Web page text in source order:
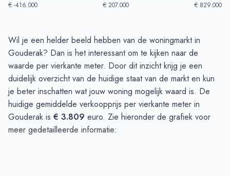
€ -416.000 € 207.000 € 829.000
Huizenprijzen in Gouderak-Afgelopen 3 maanden
Type
Bedrag
Vraagprijs in euro's
€ 779.333
Verkoopprijs in euro's
€ 455.715
Wil je een helder beeld hebben van de woningmarkt in
Gouderak? Dan is het interessant om te kijken naar de
waarde per vierkante meter. Door dit inzicht krijg je een
duidelijk overzicht van de huidige staat van de markt en kun
je beter inschatten wat jouw woning mogelijk waard is. De
huidige gemiddelde verkoopprijs per vierkante meter in
Gouderak is € 3.809 euro. Zie hieronder de grafiek voor
meer gedetailleerde informatie: